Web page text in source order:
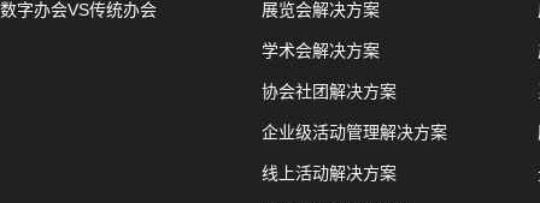
数字办会VS传统办会 展览会解决方案
学术会解决方案
协会社团解决方案
企业级活动管理解决方案
线上活动解决方案